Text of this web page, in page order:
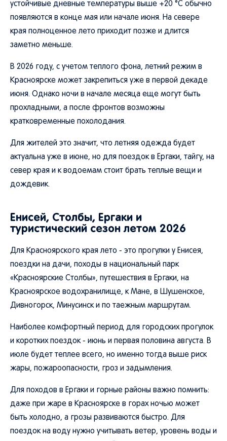
устойчивые дневные температуры выше +20 °C обычно
появляются в конце мая или начале июня. На севере
края полноценное лето приходит позже и длится
заметно меньше.
В 2026 году, с учетом теплого фона, летний режим в
Красноярске может закрепиться уже в первой декаде
июня. Однако ночи в начале месяца еще могут быть
прохладными, а после фронтов возможны
кратковременные похолодания.
Для жителей это значит, что летняя одежда будет
актуальна уже в июне, но для поездок в Ергаки, тайгу, на
север края и к водоемам стоит брать теплые вещи и
дождевик.
Енисей, Столбы, Ергаки и
туристический сезон летом 2026
Для Красноярского края лето - это прогулки у Енисея,
поездки на дачи, походы в национальный парк
«Красноярские Столбы», путешествия в Ергаки, на
Красноярское водохранилище, к Мане, в Шушенское,
Дивногорск, Минусинск и по таежным маршрутам.
Наиболее комфортный период для городских прогулок
и коротких поездок - июнь и первая половина августа. В
июле будет теплее всего, но именно тогда выше риск
жары, пожароопасности, гроз и задымления.
Для походов в Ергаки и горные районы важно помнить:
даже при жаре в Красноярске в горах ночью может
быть холодно, а грозы развиваются быстро. Для
поездок на воду нужно учитывать ветер, уровень воды и